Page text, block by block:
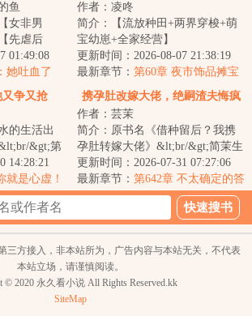
鱼
女非男
先虐后
三年，孟
01:49:08
她吐血了
作者：凌咚
简介：【流放种田+两界穿梭+萌
宝幼崽+全家经营】
&lt;br/&gt;&lt;br/&gt;功勋世家顾
家刚平反战乱，男丁全...
更新时间：2026-08-07 21:38:19
最新章节： 第60章 夜市饰品摊宝
石
争又抢
的生活出
&gt;第
，最近男
14:28:21
就是心虚！
携孕肚改嫁大佬，绝嗣渣夫悔疯
作者：芸茉
简介：原书名《借种留后？我携
孕肚转嫁大佬》&lt;br/&gt;简茉生
日那天，丈夫陆钦淮一直守在医
院，陪着他...
更新时间：2026-07-31 07:27:06
最新章节： 第642章 不太确定的答
案
三方接入，非本站所为，广告内容与本站无关，不代表
本站立场，请谨慎阅读。
© 2020 永久看小说 All Rights Reserved.kk
SiteMap